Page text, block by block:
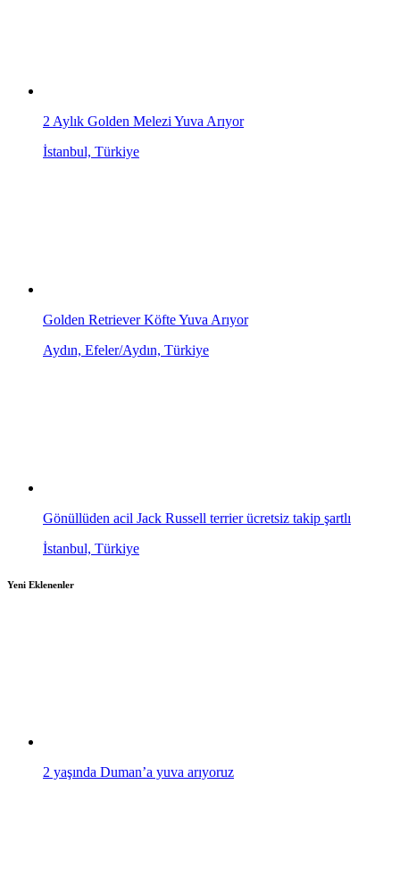
2 Aylık Golden Melezi Yuva Arıyor
İstanbul, Türkiye
Golden Retriever Köfte Yuva Arıyor
Aydın, Efeler/Aydın, Türkiye
Gönüllüden acil Jack Russell terrier ücretsiz takip şartlı
İstanbul, Türkiye
Yeni Eklenenler
2 yaşında Duman’a yuva arıyoruz